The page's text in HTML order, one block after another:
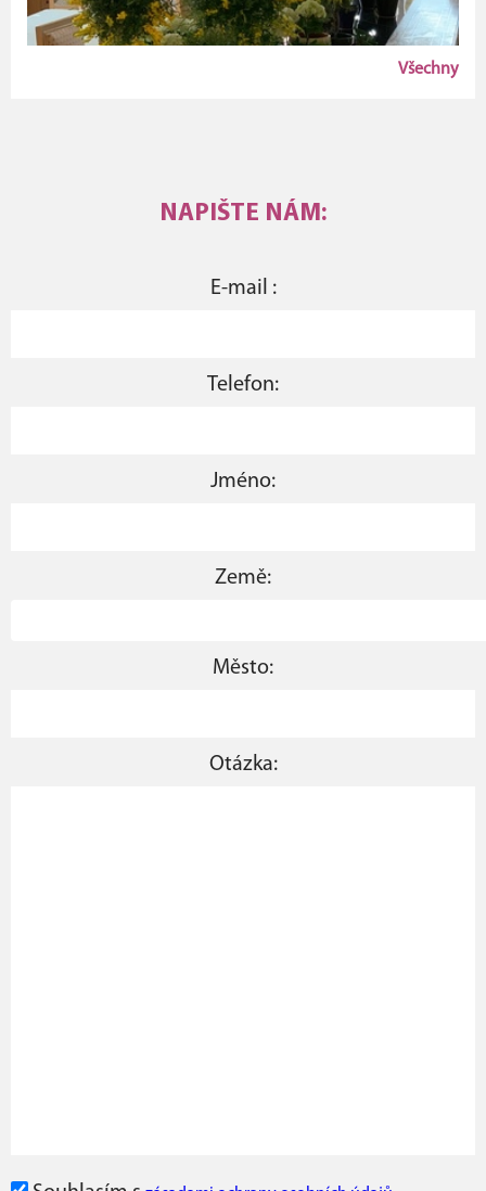
Všechny
NAPIŠTE NÁM:
E-mail :
Telefon:
Jméno:
Země:
Město:
Otázka: